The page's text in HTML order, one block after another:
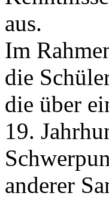
aus.
Im
die
die über
19.
anderer